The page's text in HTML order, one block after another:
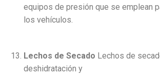
equipos de presión que se emplean
los vehículos.
Lechos de Secado Lechos de
deshidratación y